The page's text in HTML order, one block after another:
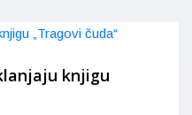
knjigu